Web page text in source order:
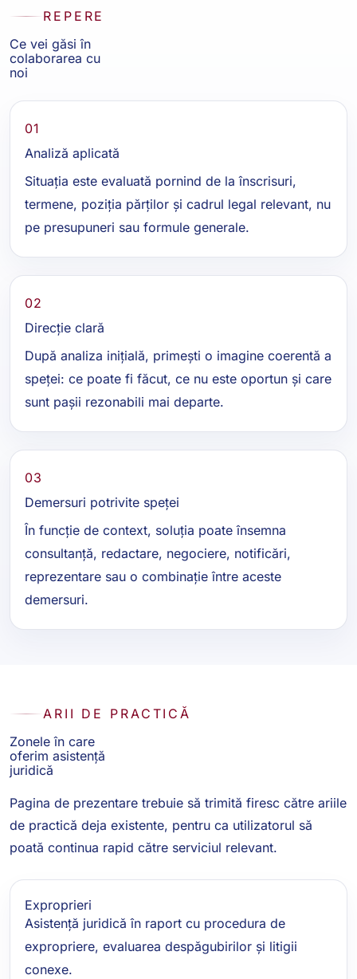
REPERE
Ce vei găsi în
colaborarea cu
noi
01
Analiză aplicată
Situația este evaluată pornind de la înscrisuri,
termene, poziția părților și cadrul legal relevant, nu
pe presupuneri sau formule generale.
02
Direcție clară
După analiza inițială, primești o imagine coerentă a
speței: ce poate fi făcut, ce nu este oportun și care
sunt pașii rezonabili mai departe.
03
Demersuri potrivite speței
În funcție de context, soluția poate însemna
consultanță, redactare, negociere, notificări,
reprezentare sau o combinație între aceste
demersuri.
ARII DE PRACTICĂ
Zonele în care
oferim asistență
juridică
Pagina de prezentare trebuie să trimită firesc către ariile
de practică deja existente, pentru ca utilizatorul să
poată continua rapid către serviciul relevant.
Exproprieri
Asistență juridică în raport cu procedura de
expropriere, evaluarea despăgubirilor și litigii
conexe.